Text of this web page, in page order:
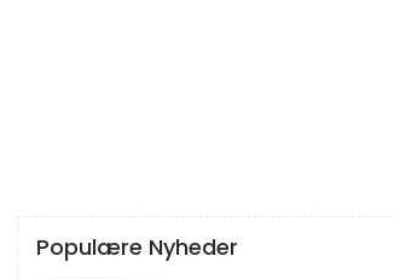
Populære Nyheder